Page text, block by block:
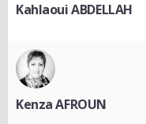
Kahlaoui ABDELLAH
Kenza AFROUN